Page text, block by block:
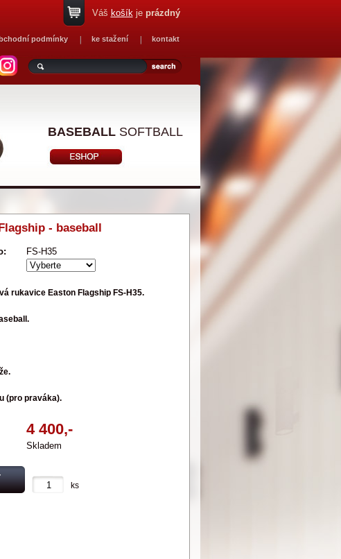
podmínky ke stažení kontakt
Váš košíkje prázdný
BASEBALLSOFTBALL
- baseball
FS-H35
rukavice Easton Flagship FS-H35.
(pro praváka).
4 400,-
Skladem
ks